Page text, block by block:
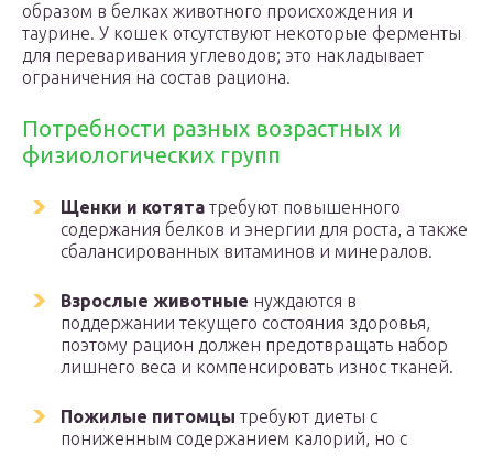
образом в белках животного происхождения и
таурине. У кошек отсутствуют некоторые ферменты
для переваривания углеводов; это накладывает
ограничения на состав рациона.
Потребности разных возрастных и
физиологических групп
Щенки и котята требуют повышенного
содержания белков и энергии для роста, а также
сбалансированных витаминов и минералов.
Взрослые животные нуждаются в
поддержании текущего состояния здоровья,
поэтому рацион должен предотвращать набор
лишнего веса и компенсировать износ тканей.
Пожилые питомцы требуют диеты с
пониженным содержанием калорий, но с